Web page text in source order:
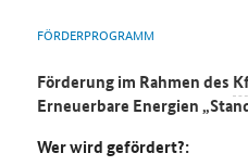
FÖRDERPROGRAMM
Förderung im Rahmen des
Erneuerbare Energien
Wer wird gefördert?: